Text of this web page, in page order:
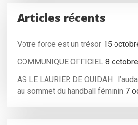
Articles récents
Votre force est un trésor 15
COMMUNIQUE OFFICIEL 8
AS LE LAURIER DE OUIDAH :
au sommet du handball féminin 7